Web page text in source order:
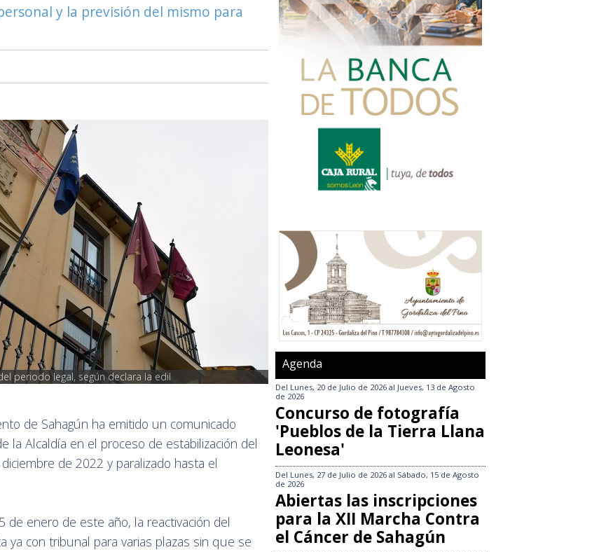
y la previsión del mismo para
periodo legal, según declara la edil
de Sahagún ha emitido un comunicado
la Alcaldía en el proceso de estabilización del
de 2022 y paralizado hasta el
de enero de este año, la reactivación del
ya con tribunal para varias plazas sin que se
Agenda
Del Lunes, 20 de Julio de 2026 al Jueves, 13 de Agosto
de 2026
Concurso de fotografía
'Pueblos de la Tierra Llana
Leonesa'
Del Lunes, 27 de Julio de 2026 al Sábado, 15 de Agosto
de 2026
Abiertas las inscripciones
para la XII Marcha Contra
el Cáncer de Sahagún